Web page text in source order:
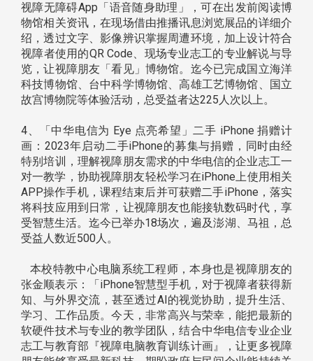
视障无障碍App「语音随身助理」，可在出发前阅读博
物馆相关资讯，在现场借由推播讯息浏览展品的详细介
绍，透过文字、影像辨识掌握周遭环境，加上设计符合
视障者使用的QR Code、现场专业志工的专业解说与导
览，让视障朋友「看见」博物馆。迄今已完成国立海洋
科技博物馆、台中科学博物馆、高雄工艺博物馆、国立
故宫博物院等体验活动，总受益者达225人次以上。
4、「中华电信为 Eye 点亮希望」二手 iPhone 捐赠计
画：2023年启动二手iPhone的募集与捐赠，同时由经
特别培训，理解视障朋友需求的中华电信的企业志工一
对一教学，协助视障朋友轻松学习在iPhone上使用相关
APP操作手机，课程结束后并可获赠二手iPhone，落实
将科技应用到日常，让视障朋友也能接轨数码时代，享
受智慧生活。迄今已举办18场次，遍及澎湖、马祖，总
受益人数近500人。
本校特教中心电脑系统工程师，本身也是视障朋友的
张金顺表示：「iPhone智慧型手机，对于视障者获得新
知、与外界交流，甚至透过AI的视觉协助，提升生活、
学习、工作品质。今天，非常高兴与荣幸，能把最新的
软硬件技术与专业的教学团队，结合中华电信专业企业
志工与教育部『视障电脑教育训练计画』，让更多视障